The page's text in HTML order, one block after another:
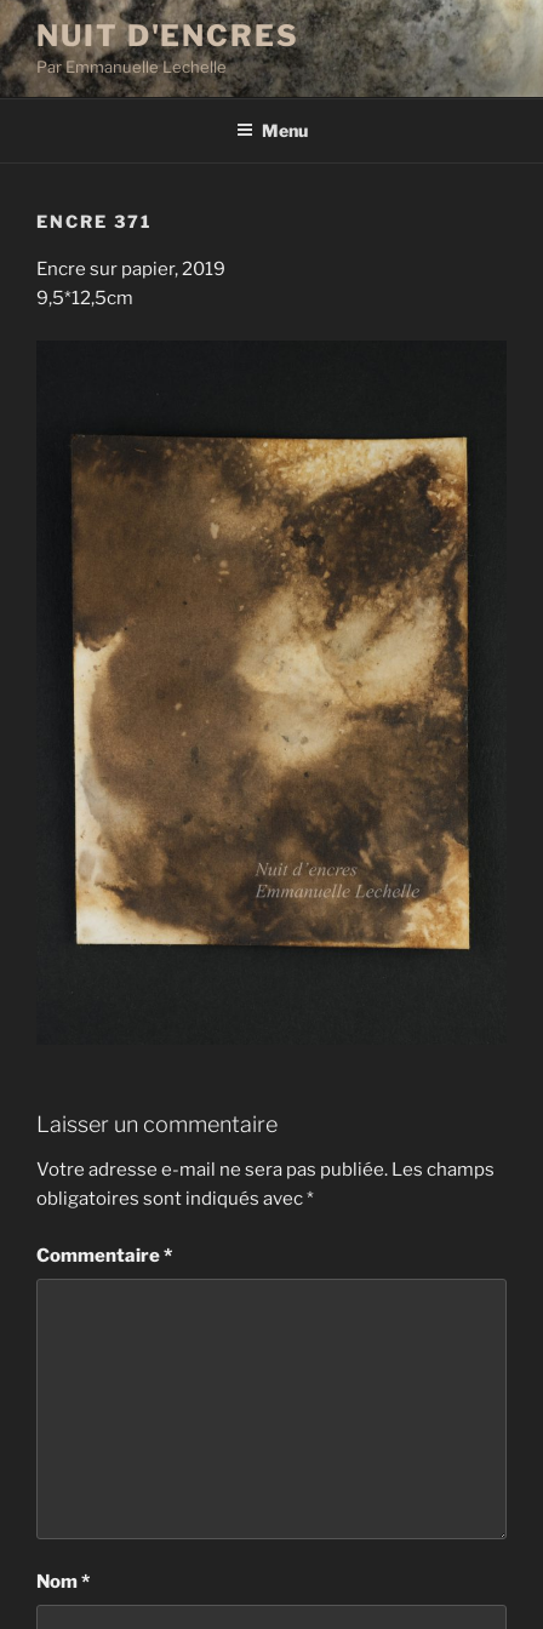
Aller
au
contenu
principal
NUIT D'ENCRES
Par Emmanuelle Lechelle
Menu
ENCRE 371
Encre sur papier, 2019
9,5*12,5cm
Laisser un commentaire
Votre adresse e-mail ne sera pas publiée. Les champs
obligatoires sont indiqués avec*
Commentaire*
Nom*